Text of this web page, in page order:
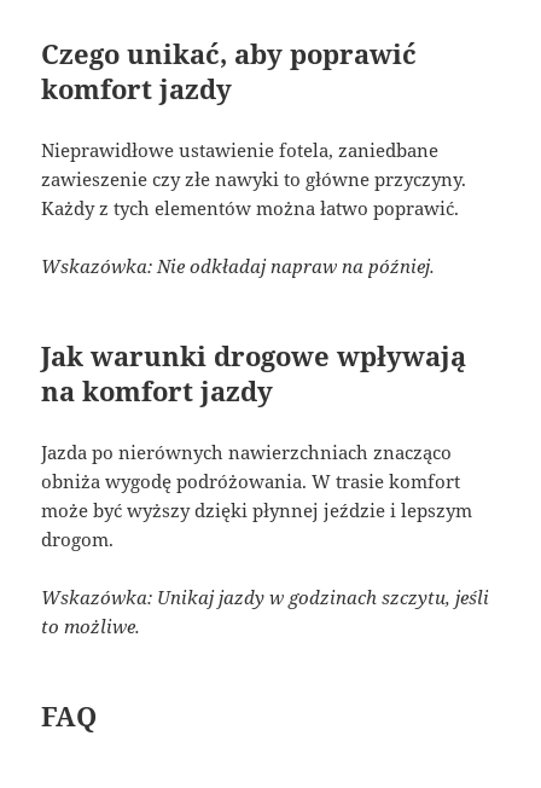
Czego unikać, aby poprawić
komfort jazdy
Nieprawidłowe ustawienie fotela, zaniedbane
zawieszenie czy złe nawyki to główne przyczyny.
Każdy z tych elementów można łatwo poprawić.
Wskazówka: Nie odkładaj napraw na później.
Jak warunki drogowe wpływają
na komfort jazdy
Jazda po nierównych nawierzchniach znacząco
obniża wygodę podróżowania. W trasie komfort
może być wyższy dzięki płynnej jeździe i lepszym
drogom.
Wskazówka: Unikaj jazdy w godzinach szczytu, jeśli
to możliwe.
FAQ